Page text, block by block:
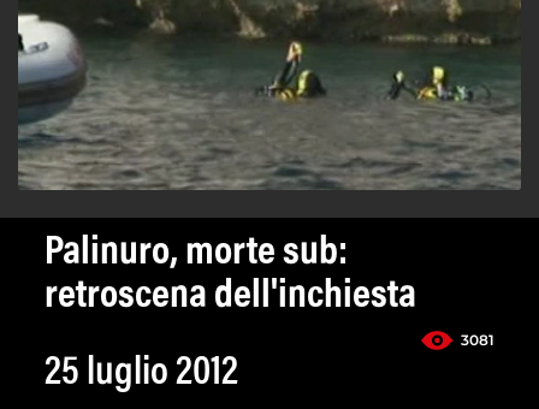
Palinuro, morte sub:
retroscena dell'inchiesta
3081
25 luglio 2012